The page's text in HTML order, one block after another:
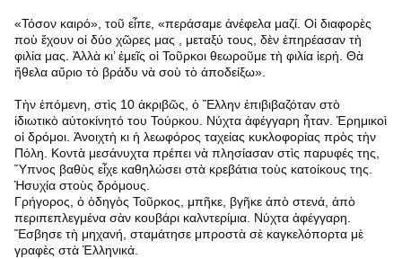
«Τόσον καιρό», τοῦ εἶπε, «περάσαμε ἀνέφελα μαζί. Οἱ διαφορὲς
ποὺ ἔχουν οἱ δύο χῶρες μας , μεταξύ τους, δὲν ἐπηρέασαν τὴ
φιλία μας. Ἀλλὰ κι’ ἐμεῖς οἱ Τοῦρκοι θεωροῦμε τὴ φιλία ἱερή. Θὰ
ἤθελα αὔριο τὸ βράδυ νὰ σοὺ τὸ ἀποδείξω».
Τὴν ἑπόμενη, στὶς 10 ἀκριβῶς, ὁ Ἕλλην ἐπιβιβαζόταν στὸ
ἰδιωτικὸ αὐτοκίνητό του Τούρκου. Νύχτα ἀφέγγαρη ἦταν. Ἐρημικοὶ
οἱ δρόμοι. Ἀνοιχτὴ κι ἡ λεωφόρος ταχείας κυκλοφορίας πρὸς τὴν
Πόλη. Κοντὰ μεσάνυχτα πρέπει νὰ πλησίασαν στὶς παρυφές της,
Ὕπνος βαθὺς εἶχε καθηλώσει στὰ κρεβάτια τοὺς κατοίκους της.
Ἡσυχία στοὺς δρόμους.
Γρήγορος, ὁ ὁδηγὸς Τοῦρκος, μπῆκε, βγῆκε ἀπὸ στενά, ἀπὸ
περιπεπλεγμένα σὰν κουβάρι καλντερίμια. Νύχτα ἀφέγγαρη.
Ἔσβησε τὴ μηχανή, σταμάτησε μπροστὰ σὲ καγκελόπορτα μὲ
γραφὲς στὰ Ἑλληνικά.